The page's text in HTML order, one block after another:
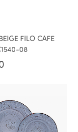
FILO CAFE
08